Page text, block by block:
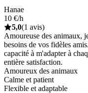
Hanae
10 €/h
5,0(1 avis)
Amoureuse des animaux,
besoins de vos fidèles
capacité à m'adapter à
entière satisfaction.
Amoureux des animaux
Calme et patient
Flexible et adaptable